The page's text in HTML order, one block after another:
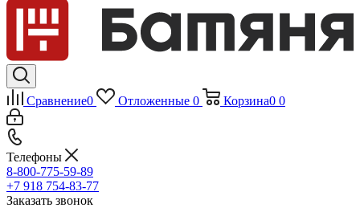
Сравнение0 Отложенные 0 Корзина0 0
Телефоны
8-800-775-59-89
+7 918 754-83-77
Заказать звонок